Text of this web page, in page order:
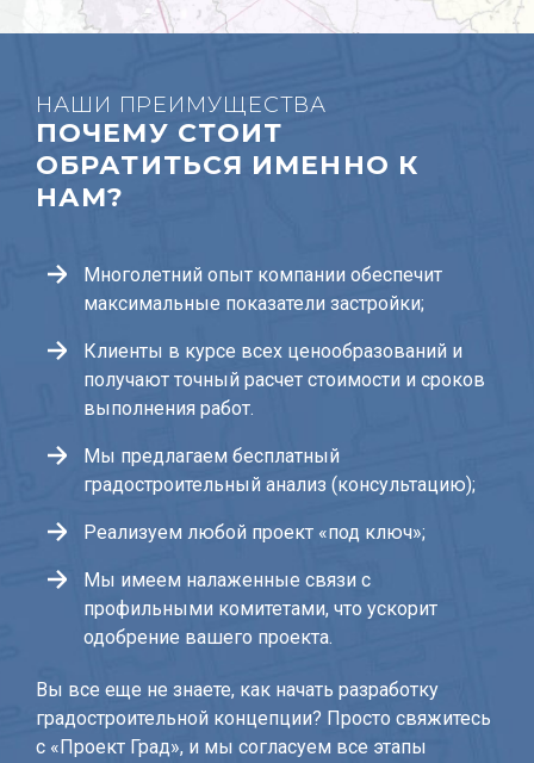
НАШИ ПРЕИМУЩЕСТВА
ПОЧЕМУ СТОИТ
ОБРАТИТЬСЯ ИМЕННО К
НАМ?
Многолетний опыт компании обеспечит
максимальные показатели застройки;
Клиенты в курсе всех ценообразований и
получают точный расчет стоимости и сроков
выполнения работ.
Мы предлагаем бесплатный
градостроительный анализ (консультацию);
Реализуем любой проект «под ключ»;
Мы имеем налаженные связи с
профильными комитетами, что ускорит
одобрение вашего проекта.
Вы все еще не знаете, как начать разработку
градостроительной концепции? Просто свяжитесь
с «Проект Град», и мы согласуем все этапы